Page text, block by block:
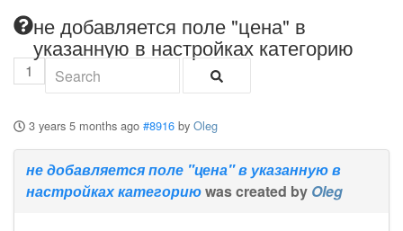
не добавляется поле "цена" в
указанную в настройках категорию
1
3 years 5 months ago #8916 by Oleg
не добавляется поле "цена" в указанную в
настройках категориюwas created by Oleg